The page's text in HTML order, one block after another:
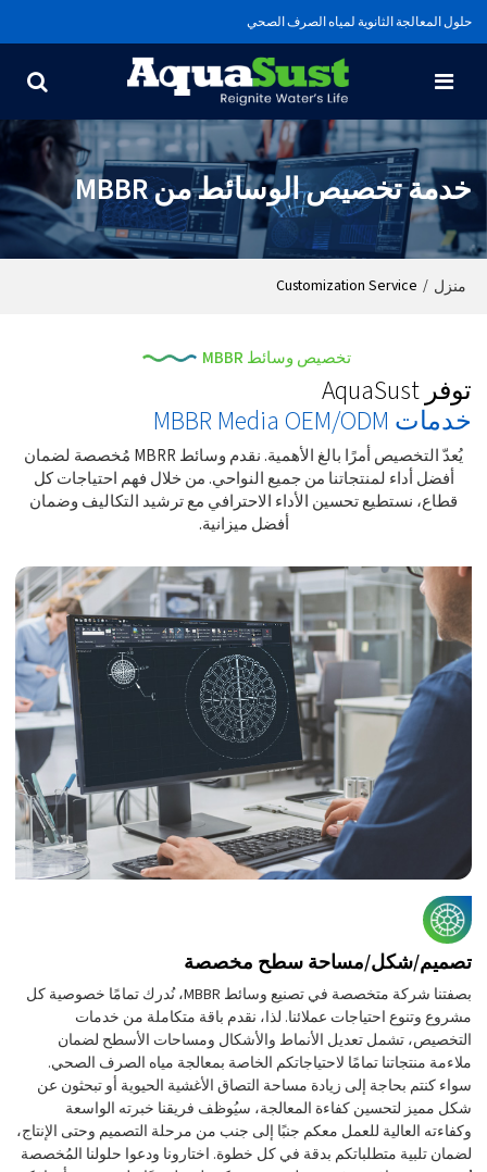
حلول المعالجة الثانوية لمياه الصرف الصحي
خدمة تخصيص الوسائط من MBBR
منزل /
Customization Service
تخصيص وسائط MBBR
توفر AquaSust
خدمات MBBR Media OEM/ODM
يُعدّ التخصيص أمرًا بالغ الأهمية. نقدم وسائط MBRR مُخصصة لضمان
أفضل أداء لمنتجاتنا من جميع النواحي. من خلال فهم احتياجات كل
قطاع، نستطيع تحسين الأداء الاحترافي مع ترشيد التكاليف وضمان
أفضل ميزانية.
تصميم/شكل/مساحة سطح مخصصة
بصفتنا شركة متخصصة في تصنيع وسائط MBBR، نُدرك تمامًا خصوصية كل
مشروع وتنوع احتياجات عملائنا. لذا، نقدم باقة متكاملة من خدمات
التخصيص، تشمل تعديل الأنماط والأشكال ومساحات الأسطح لضمان
ملاءمة منتجاتنا تمامًا لاحتياجاتكم الخاصة بمعالجة مياه الصرف الصحي.
سواء كنتم بحاجة إلى زيادة مساحة التصاق الأغشية الحيوية أو تبحثون عن
شكل مميز لتحسين كفاءة المعالجة، سيُوظف فريقنا خبرته الواسعة
وكفاءته العالية للعمل معكم جنبًا إلى جنب من مرحلة التصميم وحتى الإنتاج،
لضمان تلبية متطلباتكم بدقة في كل خطوة. اختارونا ودعوا حلولنا المُخصصة